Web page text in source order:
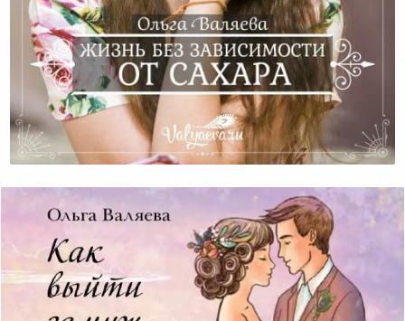
Жизнь Без Зависимости От Сахара